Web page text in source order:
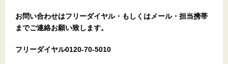
お問い合わせはフリーダイヤル・もしくはメール・担当携帯
までご連絡お願い致します。
フリーダイヤル0120-70-5010